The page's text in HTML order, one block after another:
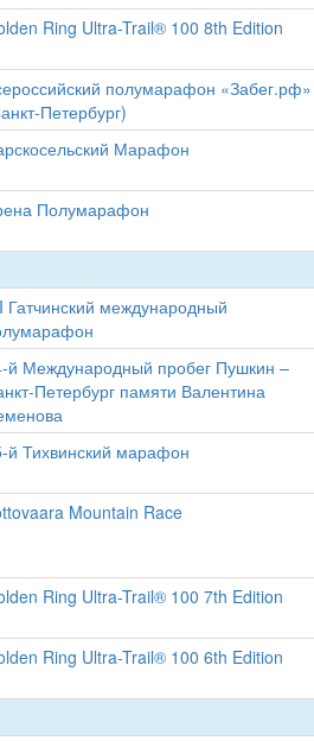
Ring Ultra-Trail® 100 8th Edition
полумарафон «Забег.рф»
Петербург)
Марафон
Полумарафон
Гатчинский международный
й Международный пробег Пушкин –
Петербург памяти Валентина
й Тихвинский марафон
Mountain Race
Ring Ultra-Trail® 100 7th Edition
Ring Ultra-Trail® 100 6th Edition